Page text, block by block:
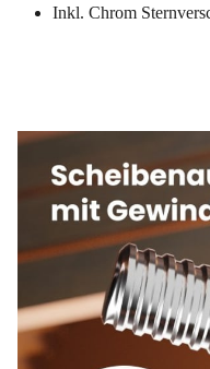
Inkl. Chrom